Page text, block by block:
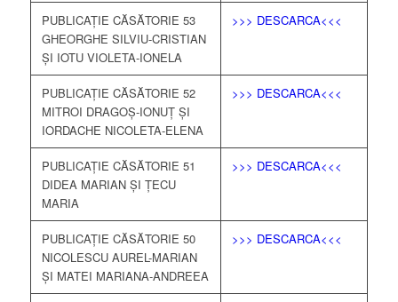
PUBLICAȚIE CĂSĂTORIE 53
GHEORGHE SILVIU-CRISTIAN
ȘI IOTU VIOLETA-IONELA
>>> DESCARCA<<<
PUBLICAȚIE CĂSĂTORIE 52
MITROI DRAGOȘ-IONUȚ ȘI
IORDACHE NICOLETA-ELENA
>>> DESCARCA<<<
PUBLICAȚIE CĂSĂTORIE 51
DIDEA MARIAN ȘI ȚECU
MARIA
>>> DESCARCA<<<
PUBLICAȚIE CĂSĂTORIE 50
NICOLESCU AUREL-MARIAN
ȘI MATEI MARIANA-ANDREEA
>>> DESCARCA<<<